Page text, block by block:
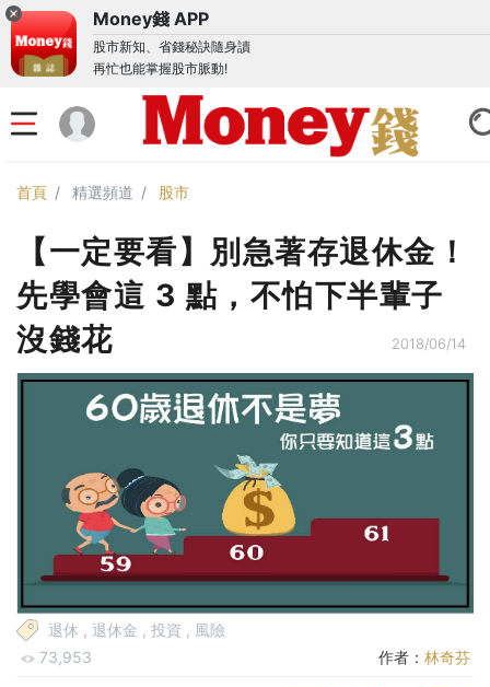
Money錢 APP
股市新知、省錢秘訣隨身讀
再忙也能掌握股市脈動!
首頁 精選頻道 股市
【一定要看】別急著存退休金！
先學會這 3 點，不怕下半輩子
沒錢花
2018/06/14
退休 , 退休金 , 投資 , 風險
73,953
作者： 林奇芬